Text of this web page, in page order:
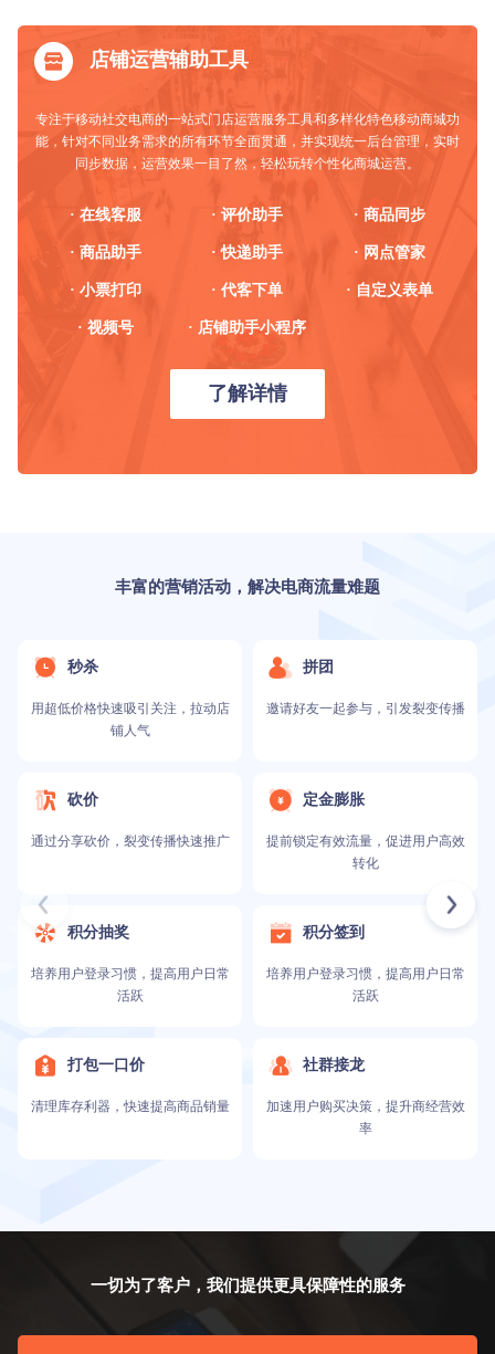
店铺运营辅助工具
专注于移动社交电商的一站式门店运营服务工具和多样化特色移动商城功
能，针对不同业务需求的所有环节全面贯通，并实现统一后台管理，实时
同步数据，运营效果一目了然，轻松玩转个性化商城运营。
· 在线客服 · 评价助手 · 商品同步
· 商品助手 · 快递助手 · 网点管家
· 小票打印 · 代客下单 · 自定义表单
· 视频号 · 店铺助手小程序
了解详情
丰富的营销活动，解决电商流量难题
秒杀
用超低价格快速吸引关注，拉动店
铺人气
拼团
邀请好友一起参与，引发裂变传播
砍价
通过分享砍价，裂变传播快速推广
定金膨胀
提前锁定有效流量，促进用户高效
转化
积分抽奖
培养用户登录习惯，提高用户日常
活跃
积分签到
培养用户登录习惯，提高用户日常
活跃
打包一口价
清理库存利器，快速提高商品销量
社群接龙
加速用户购买决策，提升商经营效
率
一切为了客户，我们提供更具保障性的服务